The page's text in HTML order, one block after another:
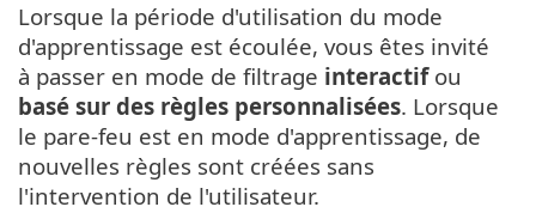
Lorsque la période d'utilisation du mode
d'apprentissage est écoulée, vous êtes invité
à passer en mode de filtrage interactifou
basé sur des règles personnalisées. Lorsque
le pare-feu est en mode d'apprentissage, de
nouvelles règles sont créées sans
l'intervention de l'utilisateur.